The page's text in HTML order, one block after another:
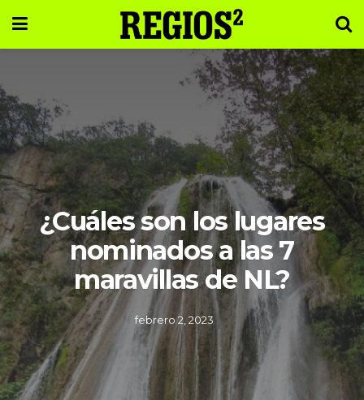
¿Cuáles son los lugares
nominados a las 7
maravillas de NL?
febrero 2, 2023